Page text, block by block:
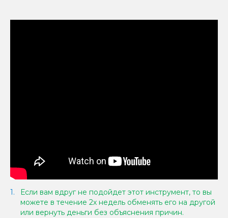
Если вам вдруг не подойдет этот инструмент, то вы
можете в течение 2х недель обменять его на другой
или вернуть деньги без объяснения причин.